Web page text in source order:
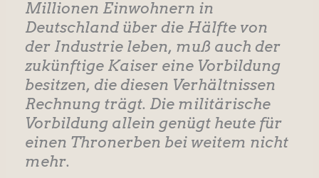
Millionen Einwohnern in
Deutschland über die Hälfte von
der Industrie leben, muß auch der
zukünftige Kaiser eine Vorbildung
besitzen, die diesen Verhältnissen
Rechnung trägt. Die militärische
Vorbildung allein genügt heute für
einen Thronerben bei weitem nicht
mehr.